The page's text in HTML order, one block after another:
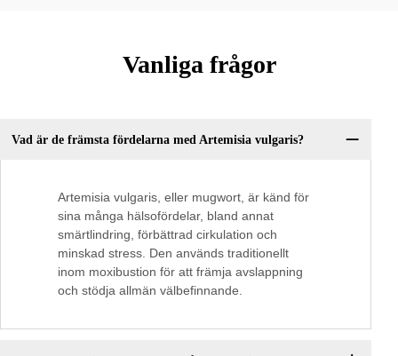
Vanliga frågor
Vad är de främsta fördelarna med Artemisia vulgaris?
Artemisia vulgaris, eller mugwort, är känd för
sina många hälsofördelar, bland annat
smärtlindring, förbättrad cirkulation och
minskad stress. Den används traditionellt
inom moxibustion för att främja avslappning
och stödja allmän välbefinnande.